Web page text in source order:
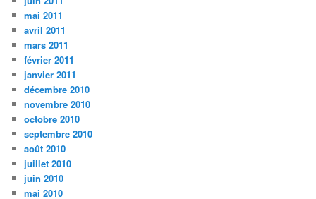
mai 2011
avril 2011
mars 2011
février 2011
janvier 2011
décembre 2010
novembre 2010
octobre 2010
septembre 2010
août 2010
juillet 2010
juin 2010
mai 2010